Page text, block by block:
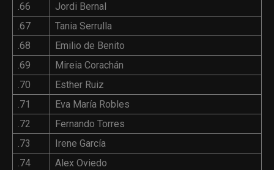
.66
Jordi Bernal
.67
Tania Serrulla
.68
Emilio de Benito
.69
Mireia Corachán
.70
Esther Ruiz
.71
Eva María Robles
.72
Fernando Torres
.73
Irene García
.74
Alex Oviedo